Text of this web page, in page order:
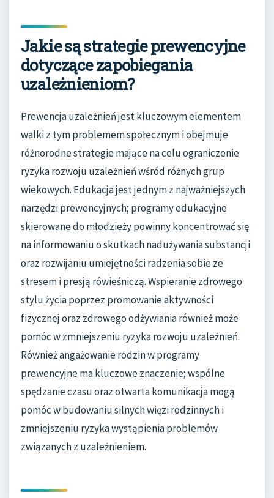
Jakie są strategie prewencyjne
dotyczące zapobiegania
uzależnieniom?
Prewencja uzależnień jest kluczowym elementem
walki z tym problemem społecznym i obejmuje
różnorodne strategie mające na celu ograniczenie
ryzyka rozwoju uzależnień wśród różnych grup
wiekowych. Edukacja jest jednym z najważniejszych
narzędzi prewencyjnych; programy edukacyjne
skierowane do młodzieży powinny koncentrować się
na informowaniu o skutkach nadużywania substancji
oraz rozwijaniu umiejętności radzenia sobie ze
stresem i presją rówieśniczą. Wspieranie zdrowego
stylu życia poprzez promowanie aktywności
fizycznej oraz zdrowego odżywiania również może
pomóc w zmniejszeniu ryzyka rozwoju uzależnień.
Również angażowanie rodzin w programy
prewencyjne ma kluczowe znaczenie; wspólne
spędzanie czasu oraz otwarta komunikacja mogą
pomóc w budowaniu silnych więzi rodzinnych i
zmniejszeniu ryzyka wystąpienia problemów
związanych z uzależnieniem.